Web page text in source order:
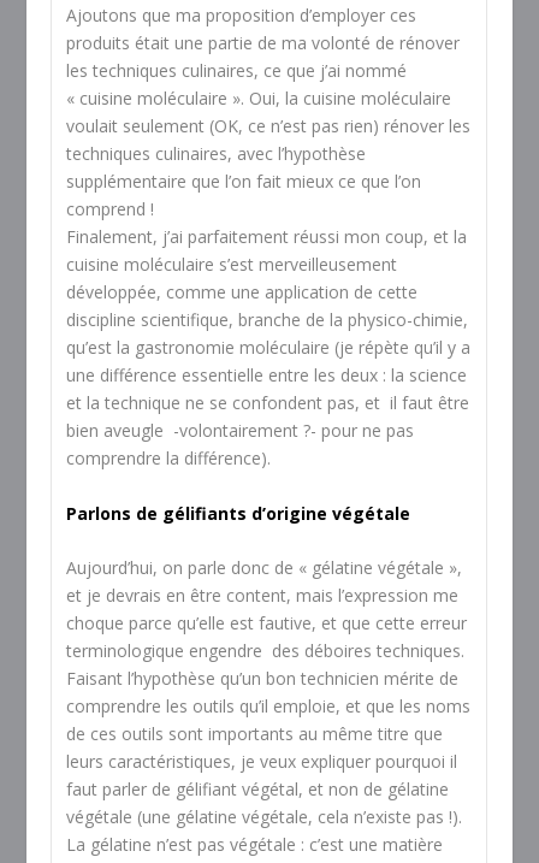
Ajoutons que ma proposition d’employer ces
produits était une partie de ma volonté de rénover
les techniques culinaires, ce que j’ai nommé
« cuisine moléculaire ». Oui, la cuisine moléculaire
voulait seulement (OK, ce n’est pas rien) rénover les
techniques culinaires, avec l’hypothèse
supplémentaire que l’on fait mieux ce que l’on
comprend !
Finalement, j’ai parfaitement réussi mon coup, et la
cuisine moléculaire s’est merveilleusement
développée, comme une application de cette
discipline scientifique, branche de la physico-chimie,
qu’est la gastronomie moléculaire (je répète qu’il y a
une différence essentielle entre les deux : la science
et la technique ne se confondent pas, et il faut être
bien aveugle -volontairement ?- pour ne pas
comprendre la différence).
Parlons de gélifiants d’origine végétale
Aujourd’hui, on parle donc de « gélatine végétale »,
et je devrais en être content, mais l’expression me
choque parce qu’elle est fautive, et que cette erreur
terminologique engendre des déboires techniques.
Faisant l’hypothèse qu’un bon technicien mérite de
comprendre les outils qu’il emploie, et que les noms
de ces outils sont importants au même titre que
leurs caractéristiques, je veux expliquer pourquoi il
faut parler de gélifiant végétal, et non de gélatine
végétale (une gélatine végétale, cela n’existe pas !).
La gélatine n’est pas végétale : c’est une matière